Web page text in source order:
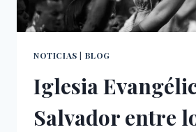
NOTICIAS | BLOG
Iglesia
Salvador entre